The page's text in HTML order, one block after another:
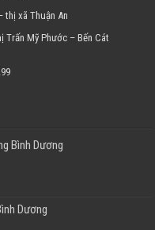
thị xã Thuận An
Trấn Mỹ Phước – Bến Cát
Bình Dương
Dương